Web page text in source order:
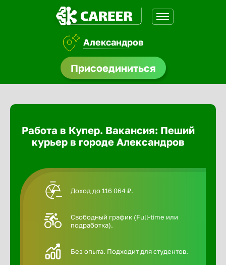
Александров
Присоединиться
Абакан
Работа в Купер. Вакансия: Пеший
курьер в городе Александров
Доход до 116 064 ₽.
Свободный график (Full-time или
подработка).
Без опыта. Подходит для студентов.